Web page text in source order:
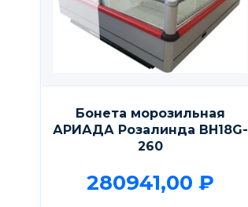
Бонета морозильная
АРИАДА Розалинда ВН18G-
260
280941,00₽